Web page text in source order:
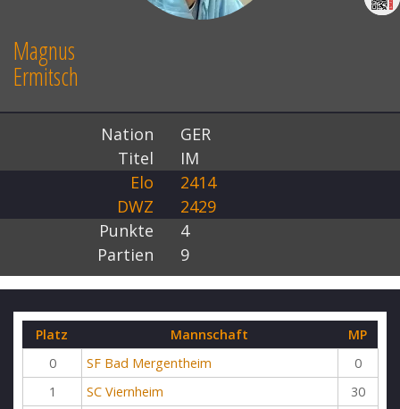
Magnus
Ermitsch
Nation
GER
Titel
IM
Elo
2414
DWZ
2429
Punkte
4
Partien
9
Platz Mannschaft
MP
0
SF Bad Mergentheim
0
1
SC Viernheim
30